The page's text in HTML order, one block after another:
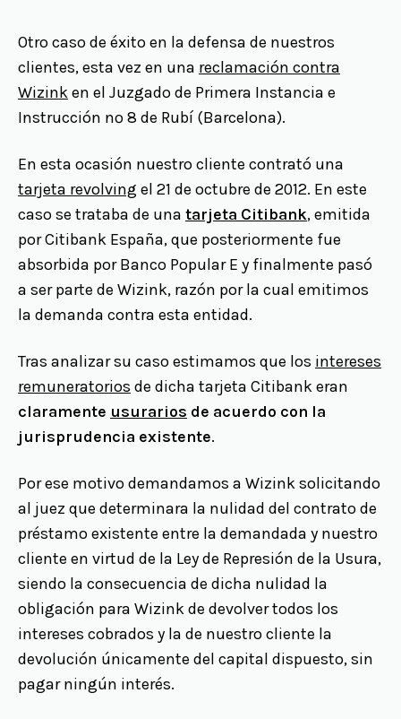
Otro caso de éxito en la defensa de nuestros
clientes, esta vez en una reclamación contra
Wizinken el Juzgado de Primera Instancia e
Instrucción nº 8 de Rubí (Barcelona).
En esta ocasión nuestro cliente contrató una
tarjeta revolving el 21 de octubre de 2012. En este
caso se trataba de una tarjeta Citibank, emitida
por Citibank España, que posteriormente fue
absorbida por Banco Popular E y finalmente pasó
a ser parte de Wizink, razón por la cual emitimos
la demanda contra esta entidad.
Tras analizar su caso estimamos que los intereses
remuneratorios de dicha tarjeta Citibank eran
claramente usurarios de acuerdo con la
jurisprudencia existente.
Por ese motivo demandamos a Wizink solicitando
al juez que determinara la nulidad del contrato de
préstamo existente entre la demandada y nuestro
cliente en virtud de la Ley de Represión de la Usura,
siendo la consecuencia de dicha nulidad la
obligación para Wizink de devolver todos los
intereses cobrados y la de nuestro cliente la
devolución únicamente del capital dispuesto, sin
pagar ningún interés.